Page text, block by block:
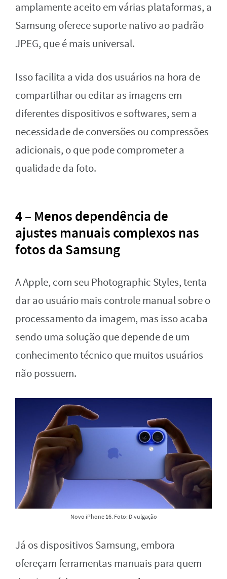
amplamente aceito em várias plataformas, a
Samsung oferece suporte nativo ao padrão
JPEG, que é mais universal.
Isso facilita a vida dos usuários na hora de
compartilhar ou editar as imagens em
diferentes dispositivos e softwares, sem a
necessidade de conversões ou compressões
adicionais, o que pode comprometer a
qualidade da foto.
4 – Menos dependência de
ajustes manuais complexos nas
fotos da Samsung
A Apple, com seu Photographic Styles, tenta
dar ao usuário mais controle manual sobre o
processamento da imagem, mas isso acaba
sendo uma solução que depende de um
conhecimento técnico que muitos usuários
não possuem.
Novo iPhone 16. Foto: Divulgação
Já os dispositivos Samsung, embora
ofereçam ferramentas manuais para quem